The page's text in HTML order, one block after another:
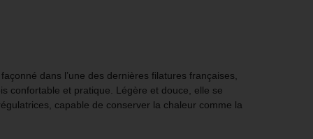
, façonné dans l’une des dernières filatures françaises,
confortable et pratique . Légère et douce, elle se
, capable de conserver la chaleur comme la